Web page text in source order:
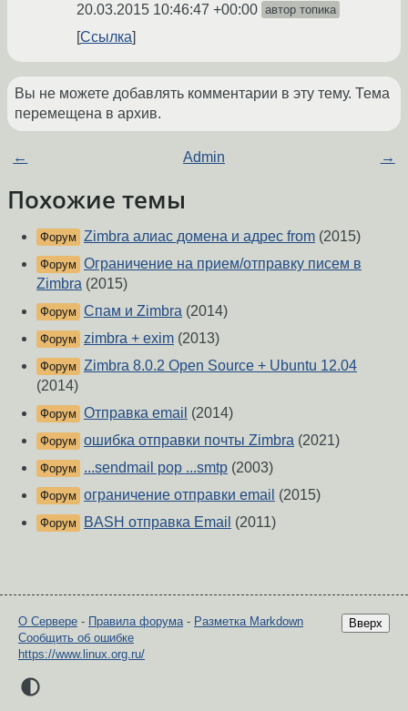
20.03.2015 10:46:47 +00:00 автор топика
Ссылка
Вы не можете добавлять комментарии в эту тему. Тема
перемещена в архив.
← Admin →
Похожие темы
Форум Zimbra алиас домена и адрес from (2015)
Форум Ограничение на прием/отправку писем в
Zimbra (2015)
Форум Спам и Zimbra (2014)
Форум zimbra + exim (2013)
Форум Zimbra 8.0.2 Open Source + Ubuntu 12.04
(2014)
Форум Отправка email (2014)
Форум ошибка отправки почты Zimbra (2021)
Форум ...sendmail pop ...smtp (2003)
Форум ограничение отправки email (2015)
Форум BASH отправка Email (2011)
Вверх
О Сервере - Правила форума- Разметка Markdown
Сообщить об ошибке
https://www.linux.org.ru/